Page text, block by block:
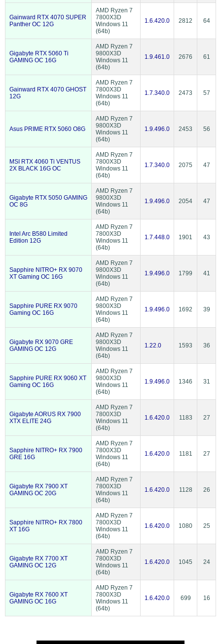
Gainward RTX 4070 SUPER
Panther OC 12G
AMD Ryzen 7
7800X3D
Windows 11
(64b)
1.6.420.0 2812 64
Gigabyte RTX 5060 Ti
GAMING OC 16G
AMD Ryzen 7
9800X3D
Windows 11
(64b)
1.9.461.0 2676 61
Gainward RTX 4070 GHOST
12G
AMD Ryzen 7
7800X3D
Windows 11
(64b)
1.7.340.0 2473 57
Asus PRIME RTX 5060 O8G
AMD Ryzen 7
9800X3D
Windows 11
(64b)
1.9.496.0 2453 56
MSI RTX 4060 Ti VENTUS
2X BLACK 16G OC
AMD Ryzen 7
7800X3D
Windows 11
(64b)
1.7.340.0 2075 47
Gigabyte RTX 5050 GAMING
OC 8G
AMD Ryzen 7
9800X3D
Windows 11
(64b)
1.9.496.0 2054 47
Intel Arc B580 Limited
Edition 12G
AMD Ryzen 7
7800X3D
Windows 11
(64b)
1.7.448.0 1901 43
Sapphire NITRO+ RX 9070
XT Gaming OC 16G
AMD Ryzen 7
9800X3D
Windows 11
(64b)
1.9.496.0 1799 41
Sapphire PURE RX 9070
Gaming OC 16G
AMD Ryzen 7
9800X3D
Windows 11
(64b)
1.9.496.0 1692 39
Gigabyte RX 9070 GRE
GAMING OC 12G
AMD Ryzen 7
9800X3D
Windows 11
(64b)
1.22.0 1593 36
Sapphire PURE RX 9060 XT
Gaming OC 16G
AMD Ryzen 7
9800X3D
Windows 11
(64b)
1.9.496.0 1346 31
Gigabyte AORUS RX 7900
XTX ELITE 24G
AMD Ryzen 7
7800X3D
Windows 11
(64b)
1.6.420.0 1183 27
Sapphire NITRO+ RX 7900
GRE 16G
AMD Ryzen 7
7800X3D
Windows 11
(64b)
1.6.420.0 1181 27
Gigabyte RX 7900 XT
GAMING OC 20G
AMD Ryzen 7
7800X3D
Windows 11
(64b)
1.6.420.0 1128 26
Sapphire NITRO+ RX 7800
XT 16G
AMD Ryzen 7
7800X3D
Windows 11
(64b)
1.6.420.0 1080 25
Gigabyte RX 7700 XT
GAMING OC 12G
AMD Ryzen 7
7800X3D
Windows 11
(64b)
1.6.420.0 1045 24
Gigabyte RX 7600 XT
GAMING OC 16G
AMD Ryzen 7
7800X3D
Windows 11
(64b)
1.6.420.0 699 16